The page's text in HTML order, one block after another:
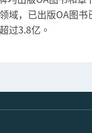
域，已出版OA图书
过3.8亿。